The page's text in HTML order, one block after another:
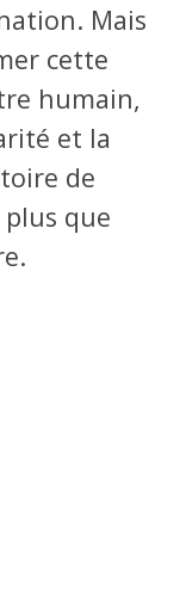
Mais
cette
humain,
et la
de
plus que